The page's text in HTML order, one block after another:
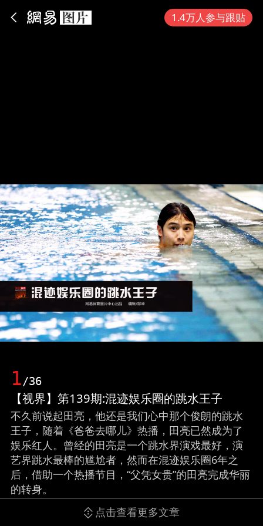
1.4万人参与跟贴
1/36
【视界】第139期:混迹娱乐圈的跳水王子
不久前说起田亮，他还是我们心中那个俊朗的跳水
王子，随着《爸爸去哪儿》热播，田亮已然成为了
娱乐红人。曾经的田亮是一个跳水界演戏最好，演
艺界跳水最棒的尴尬者，然而在混迹娱乐圈6年之
后，借助一个热播节目，“父凭女贵”的田亮完成华丽
的转身。
点击查看更多文章